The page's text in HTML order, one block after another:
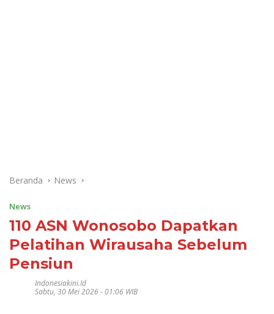
Beranda News
News
110 ASN Wonosobo Dapatkan
Pelatihan Wirausaha Sebelum
Pensiun
Indonesiakini.id
Sabtu, 30 Mei 2026 - 01:06 WIB